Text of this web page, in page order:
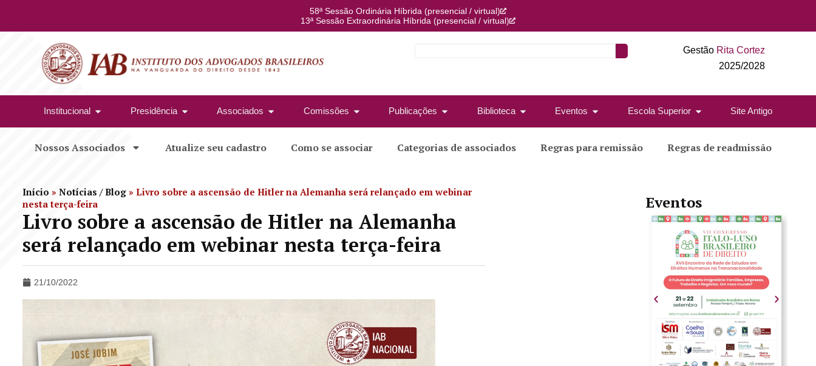
58ª Sessão Ordinária Híbrida (presencial / virtual)
13ª Sessão Extraordinária Híbrida (presencial / virtual)
Gestão Rita Cortez
2025/2028
Institucional Presidência Associados Comissões Publicações Biblioteca Eventos Escola Superior Site Antigo
Nossos Associados Atualize seu cadastro Como se associar Categorias de associados Regras para remissão Regras de readmissão
Início » Notícias / Blog » Livro sobre a ascensão de Hitler na Alemanha será relançado em webinar
nesta terça-feira
Livro sobre a ascensão de Hitler na Alemanha
será relançado em webinar nesta terça-feira
21/10/2022
Eventos